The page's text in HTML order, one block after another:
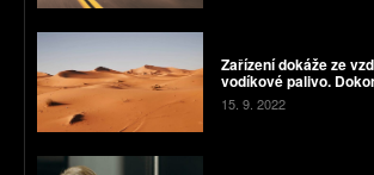
Zařízení dokáže ze
vodíkové palivo.
15. 9. 2022